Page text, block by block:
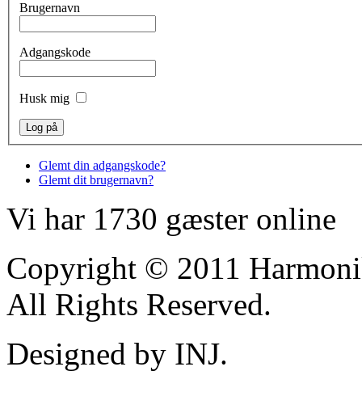
Brugernavn
Adgangskode
Husk mig
Glemt din adgangskode?
Glemt dit brugernavn?
Vi har 1730 gæster online
Copyright © 2011
All Rights Reserved.
Designed by INJ.